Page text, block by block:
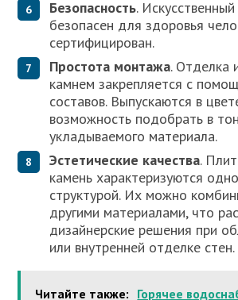
Безопасность.
безопасен для здоровья
сертифицирован.
Простота монтажа. Отделка
камнем закрепляется с
составов. Выпускаются в
возможность подобрать в тон
укладываемого материала.
Эстетические качества.
камень характеризуются
структурой. Их можно
другими материалами, что
дизайнерские решения при
или внутренней отделке стен.
Читайте также: Горячее